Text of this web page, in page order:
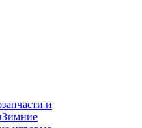
и
Зимние